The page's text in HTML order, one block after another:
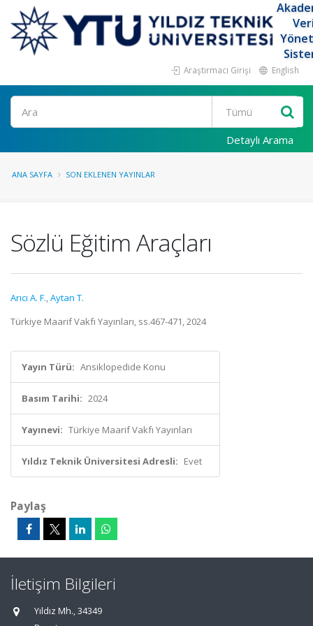
Araştırmacı Girişi English
Ara
Detaylı Arama
ANA SAYFA SON EKLENEN YAYINLAR
Sözlü Eğitim Araçları
Arıcı A. F.,Aytan T.
Türkiye Maarif Vakfı Yayınları, ss.467-471, 2024
Yayın Türü: Ansiklopedide Konu
Basım Tarihi: 2024
Yayınevi: Türkiye Maarif Vakfı Yayınları
Yıldız Teknik Üniversitesi Adresli: Evet
Paylaş
İletişim Bilgileri
Yıldız Mh., 34349